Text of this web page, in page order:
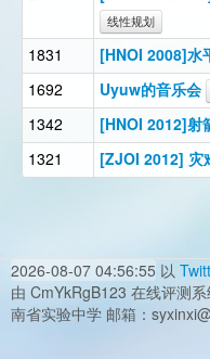
线性规划
1831 [HNOI 2008]水
1692 Uyuw的音乐会
1342 [HNOI 2012]射
1321 [ZJOI 2012] 灾
2026-08-07 04:56:55 以
由 CmYkRgB123 在线评测
南省实验中学 邮箱：